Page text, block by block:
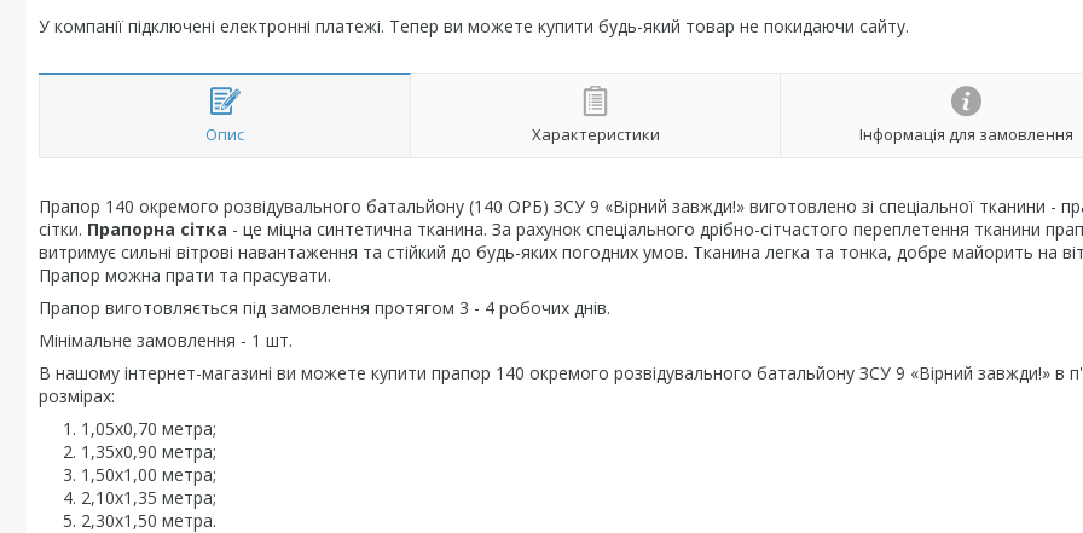
У компанії підключені електронні платежі. Тепер ви можете купити будь-який товар не покидаючи сайту.
Опис Характеристики Інформація для замовлення
Прапор 140 окремого розвідувального батальйону (140 ОРБ) ЗСУ 9 «Вірний завжди!» виготовлено зі спеціальної тканини -
сітки. Прапорна сітка - це міцна синтетична тканина. За рахунок спеціального дрібно-сітчастого переплетення тканини
витримує сильні вітрові навантаження та стійкий до будь-яких погодних умов. Тканина легка та тонка, добре майорить на
Прапор можна прати та прасувати.
Прапор виготовляється під замовлення протягом 3 - 4 робочих днів.
Мінімальне замовлення - 1 шт.
В нашому інтернет-магазині ви можете купити прапор 140 окремого розвідувального батальйону ЗСУ 9 «Вірний завжди!» в
розмірах:
1,05х0,70 метра;
1,35х0,90 метра;
1,50х1,00 метра;
2,10х1,35 метра;
2,30х1,50 метра.